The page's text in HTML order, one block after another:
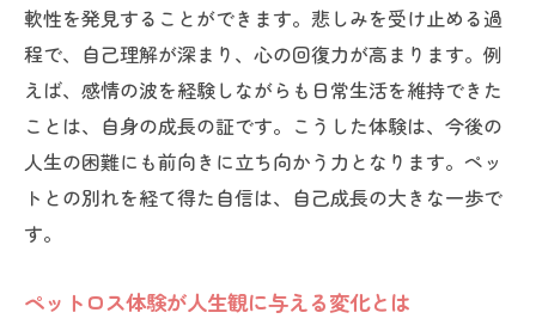
軟性を発見することができます。悲しみを受け止める過
程で、自己理解が深まり、心の回復力が高まります。例
えば、感情の波を経験しながらも日常生活を維持できた
ことは、自身の成長の証です。こうした体験は、今後の
人生の困難にも前向きに立ち向かう力となります。ペッ
トとの別れを経て得た自信は、自己成長の大きな一歩で
す。
ペットロス体験が人生観に与える変化とは